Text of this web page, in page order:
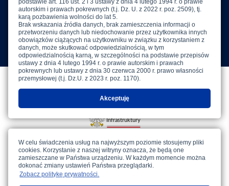
Powyższa strona jest serwisem informacyjnym IMGW-PIB,